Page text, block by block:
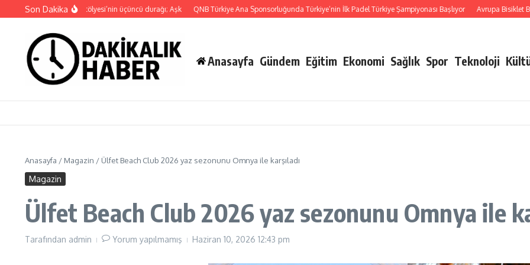
İçeriğe atlaSon Dakika
Yazıya” Atölyesi’nin üçüncü durağı; Aşk QNB Türkiye Ana Sponsorluğunda Türkiye’nin İlk Padel Türkiye Şampiyonası Başlıyor Avrupa Bisiklet
Anasayfa Gündem Eğitim Ekonomi Sağlık Spor Teknoloji
Anasayfa / Magazin / Ülfet Beach Club 2026 yaz sezonunu Omnya ile karşıladı
Magazin
Ülfet Beach Club 2026 yaz sezonunu Omnya ile
Tarafından admin Yorum yapılmamış Haziran 10, 2026 12:43 pm